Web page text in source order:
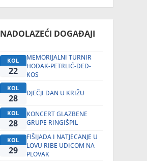
NADOLAZEĆI DOGAĐAJI
KOL
22
MEMORIJALNI TURNIR
HODAK-PETRLIĆ-DED-
KOS
KOL
28 DJEČJI DAN U KRIŽU
KOL
28
KONCERT GLAZBENE
GRUPE RINGIŠPIL
KOL
29
FIŠIJADA I NATJECANJE U
LOVU RIBE UDICOM NA
PLOVAK